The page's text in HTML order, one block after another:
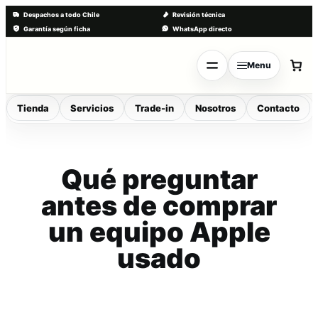
Despachos a todo Chile
Revisión técnica
Garantía según ficha
WhatsApp directo
Menu
Tienda Servicios Trade-in Nosotros Contacto
Qué preguntar
antes de comprar
un equipo Apple
usado